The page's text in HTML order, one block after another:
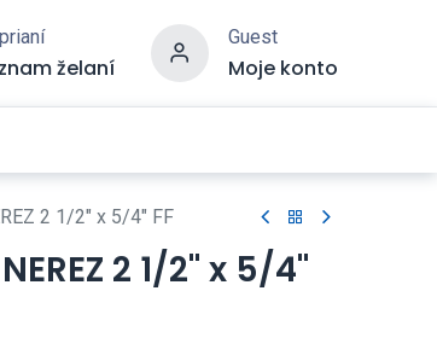
želaní
Guest
Moje konto
2 1/2" x 5/4" FF
2 1/2" x 5/4"